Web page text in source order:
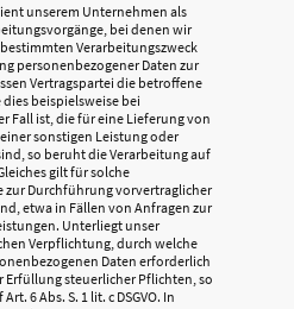
unserem Unternehmen als
bei denen wir
Verarbeitungszweck
personenbezogener Daten zur
Vertragspartei die betroffene
beispielsweise bei
Fall ist, die für eine Lieferung von
sonstigen Leistung oder
so beruht die Verarbeitung auf
gilt für solche
zur Durchführung vorvertraglicher
etwa in Fällen von Anfragen zur
Unterliegt unser
Verpflichtung, durch welche
Daten erforderlich
Erfüllung steuerlicher Pflichten, so
6 Abs. S. 1 lit. c DSGVO. In